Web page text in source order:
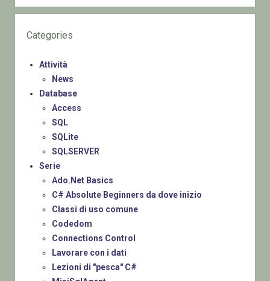
Categories
Attività
News
Database
Access
SQL
SQLite
SQLSERVER
Serie
Ado.Net Basics
C# Absolute Beginners da dove inizio
Classi di uso comune
Codedom
Connections Control
Lavorare con i dati
Lezioni di "pesca" C#